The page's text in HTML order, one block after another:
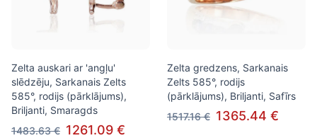
Zelta auskari ar 'angļu'
slēdzēju, Sarkanais Zelts
585°, rodijs (pārklājums),
Briljanti, Smaragds
1483.63 € 1261.09 €
Zelta gredzens, Sarkanais
Zelts 585°, rodijs
(pārklājums), Briljanti, Safīrs
1517.16 € 1365.44 €